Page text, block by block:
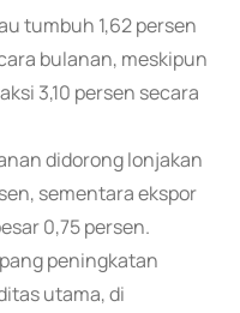
tumbuh 1,62 persen
bulanan, meskipun
3,10 persen secara
didorong lonjakan
sementara ekspor
0,75 persen.
peningkatan
utama, di